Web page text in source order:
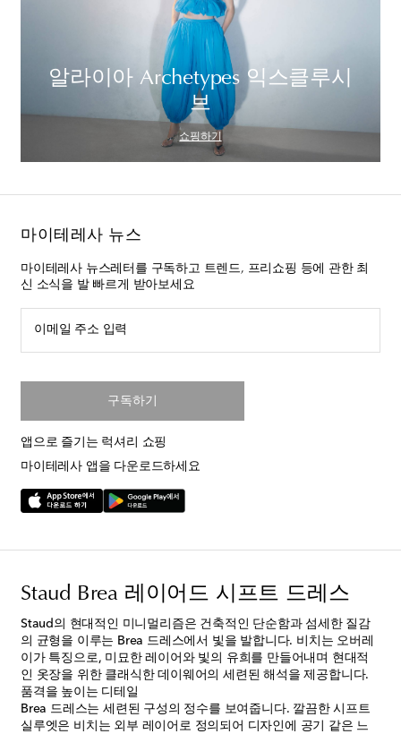
알라이아 Archetypes 익스클루시
브
쇼핑하기
마이테레사 뉴스
마이테레사 뉴스레터를 구독하고 트렌드, 프리쇼핑 등에 관한 최
신 소식을 발 빠르게 받아보세요
이메일 주소 입력
구독하기
앱으로 즐기는 럭셔리 쇼핑
마이테레사 앱을 다운로드하세요
Staud Brea 레이어드 시프트 드레스
Staud의 현대적인 미니멀리즘은 건축적인 단순함과 섬세한 질감
의 균형을 이루는 Brea 드레스에서 빛을 발합니다. 비치는 오버레
이가 특징으로, 미묘한 레이어와 빛의 유희를 만들어내며 현대적
인 옷장을 위한 클래식한 데이웨어의 세련된 해석을 제공합니다.
품격을 높이는 디테일
Brea 드레스는 세련된 구성의 정수를 보여줍니다. 깔끔한 시프트
실루엣은 비치는 외부 레이어로 정의되어 디자인에 공기 같은 느